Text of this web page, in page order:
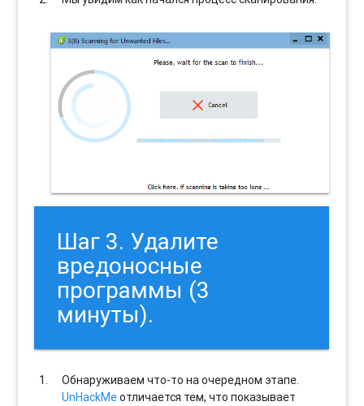
Шаг 3. Удалите
вредоносные
программы (3
минуты).
Обнаруживаем что-то на очередном этапе.
UnHackMeотличается тем, что показывает